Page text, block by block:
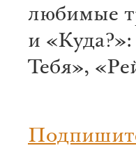
любимые
и
Тебя»,